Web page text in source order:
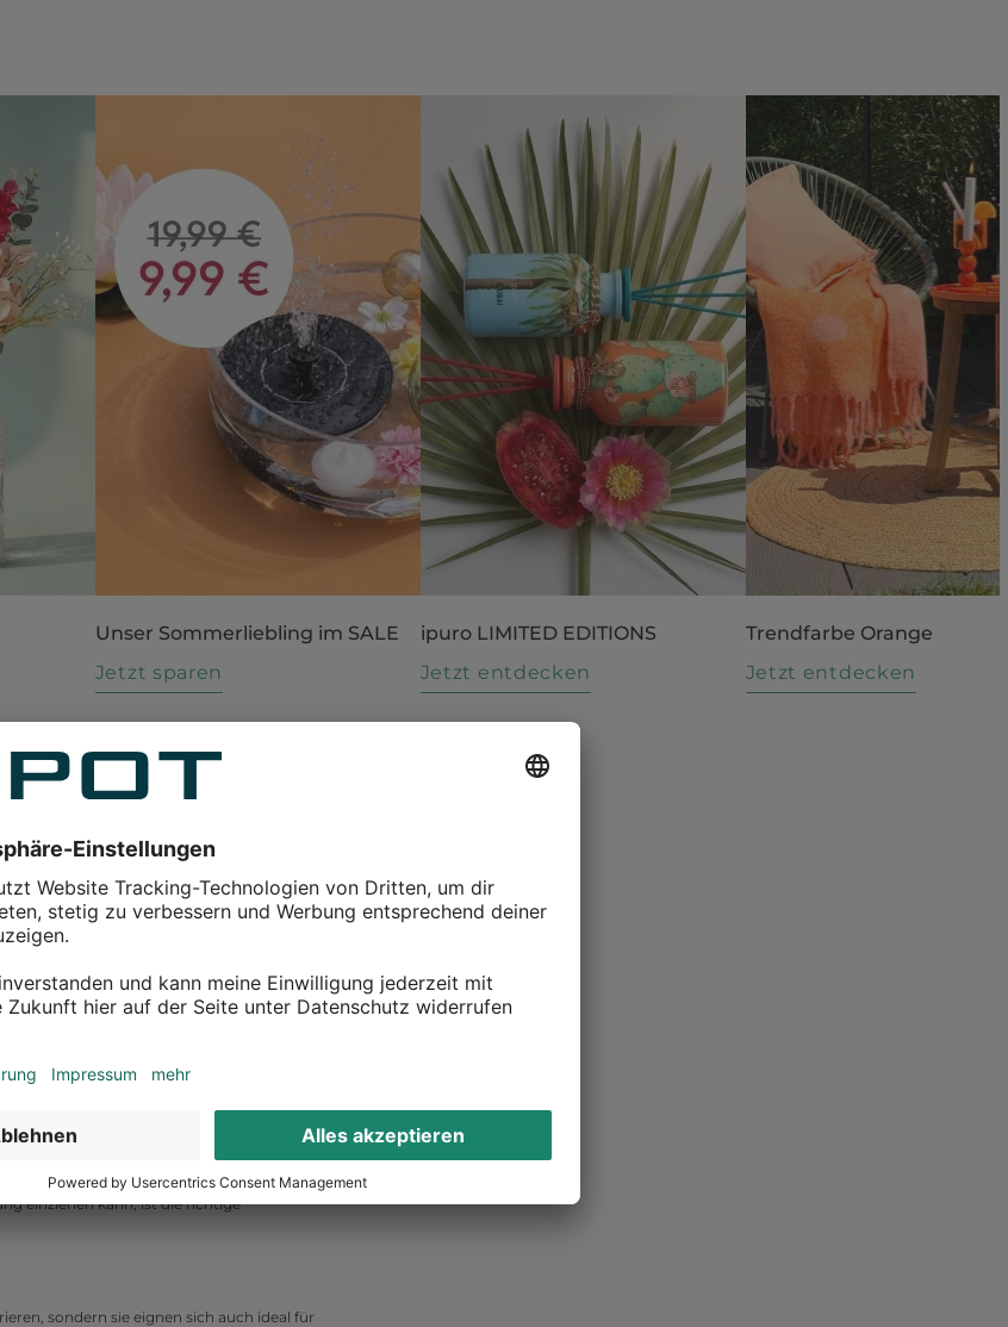
Unser Sommerliebling im SALE
Jetzt sparen
ipuro LIMITED EDITIONS
Jetzt entdecken
Trendfarbe Orange
Jetzt entdecken
Tischdeko
einrichten möchte, braucht dafür
denn mit der Herbst-Deko von DEPOT
Objekte in Form von Äpfeln, Birnen und
und Trockenblumen lassen sich
Beispiel niedliche Waldtier-Figuren, Kerzen in
aus dem Esstisch eine festliche Tafel. Passend
etwa mit Prints von Chrysanthemen, Astern
unter freiem Himmel diniert, spenden
Atmosphäre, wenn die Tage
kälter wird, zieht es die meisten Menschen
regnerisch-stürmische Herbstwetter doch viel
einziehen kann, ist die richtige
sondern sie eignen sich auch ideal für